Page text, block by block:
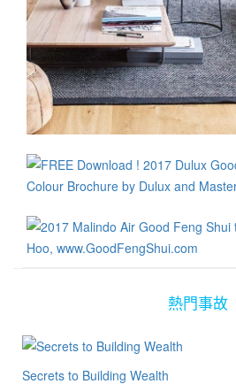
熱門事故
Secrets to Building Wealth